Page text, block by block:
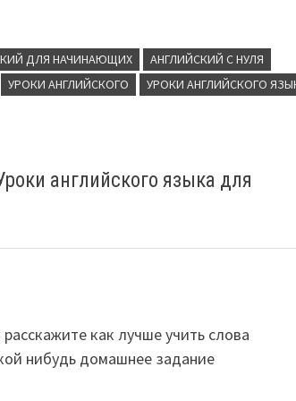
ДЛЯ НАЧИНАЮЩИХ
АНГЛИЙСКИЙ С НУЛЯ
УРОКИ АНГЛИЙСКОГО УРОКИ АНГЛИЙСКОГО
английского языка для
как лучше учить слова
нибудь домашнее задание